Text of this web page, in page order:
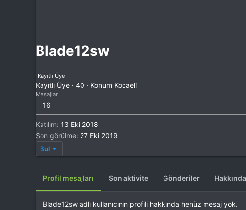
Blade12sw
Kayıtlı Üye
Kayıtlı Üye · 40 · Konum Kocaeli
Mesajlar
16
Katılım 13 Eki 2018
Son görülme 27 Eki 2019
Bul
Profil mesajları Son aktivite Gönderiler Hakkında
Blade12sw adlı kullanıcının profili hakkında henüz mesaj yok.